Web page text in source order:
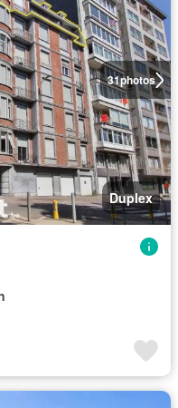
31photos
Duplex